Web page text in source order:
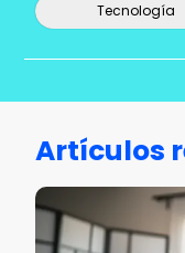
Tecnología
Artículos